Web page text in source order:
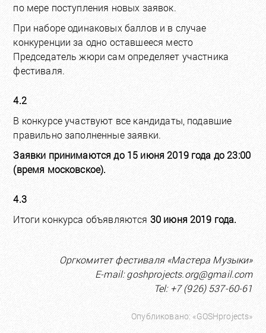
по мере поступления новых заявок.
При наборе одинаковых баллов и в случае
конкуренции за одно оставшееся место
Председатель жюри сам определяет участника
фестиваля.
4.2
В конкурсе участвуют все кандидаты, подавшие
правильно заполненные заявки.
Заявки принимаются до 15 июня 2019 года до 23:00
(время московское).
4.3
Итоги конкурса объявляются 30 июня 2019 года.
Оргкомитет фестиваля «Мастера Музыки»
E-mail: goshprojects.org@gmail.com
Tel: +7 (926) 537-60-61
Опубликовано: «GOSHprojects»